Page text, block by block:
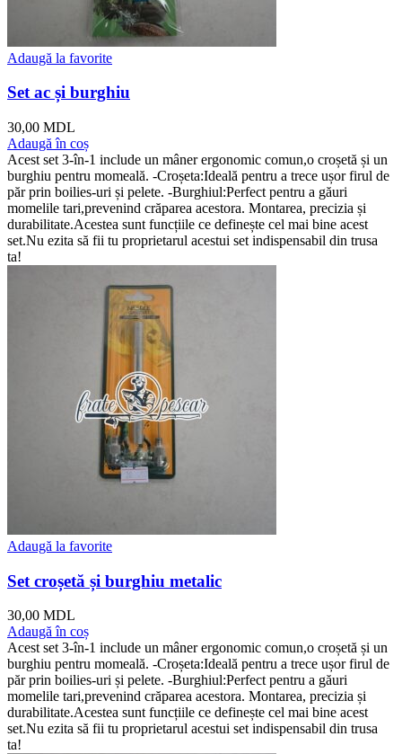
Adaugă la favorite
Set ac și burghiu
30,00 MDL
Adaugă în coș
Acest set 3-în-1 include un mâner ergonomic comun,o croșetă și un
burghiu pentru momeală. -Croșeta:Ideală pentru a trece ușor firul de
păr prin boilies-uri și pelete. -Burghiul:Perfect pentru a găuri
momelile tari,prevenind crăparea acestora. Montarea, precizia și
durabilitate.Acestea sunt funcțiile ce definește cel mai bine acest
set.Nu ezita să fii tu proprietarul acestui set indispensabil din trusa
ta!
Adaugă la favorite
Set croșetă și burghiu metalic
30,00 MDL
Adaugă în coș
Acest set 3-în-1 include un mâner ergonomic comun,o croșetă și un
burghiu pentru momeală. -Croșeta:Ideală pentru a trece ușor firul de
păr prin boilies-uri și pelete. -Burghiul:Perfect pentru a găuri
momelile tari,prevenind crăparea acestora. Montarea, precizia și
durabilitate.Acestea sunt funcțiile ce definește cel mai bine acest
set.Nu ezita să fii tu proprietarul acestui set indispensabil din trusa
ta!